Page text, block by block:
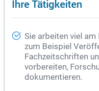
Ihre Tätigkeiten
Sie arbeiten viel
zum Beispiel
Fachzeitschriften
vorbereiten,
dokumentieren.